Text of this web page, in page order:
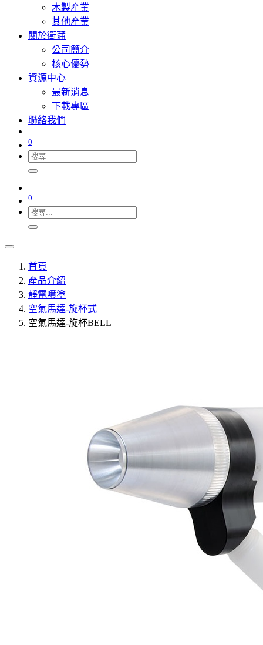
木製產業
其他產業
關於衛蒲
公司簡介
核心優勢
資源中心
最新消息
下載專區
聯絡我們
0
0
首頁
產品介紹
靜電噴塗
空氣馬達-旋杯式
空氣馬達-旋杯BELL